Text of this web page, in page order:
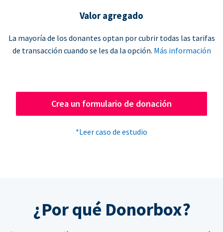
Valor agregado
La mayoría de los donantes optan por cubrir todas las tarifas
de transacción cuando se les da la opción. Más información
Crea un formulario de donación
*Leer caso de estudio
¿Por qué Donorbox?